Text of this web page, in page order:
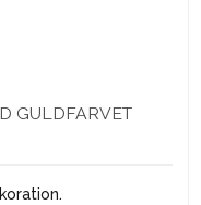
GULDFARVET